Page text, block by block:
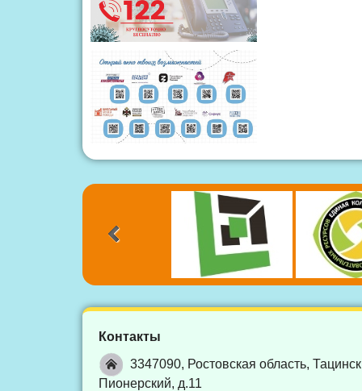
Контакты
3347090, Ростовская область,
Пионерский, д.11